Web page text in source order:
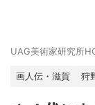
UAG美術家研究所
画人伝・滋賀 狩